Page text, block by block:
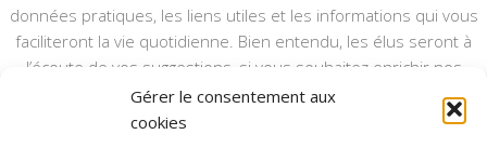
Gérer le consentement aux
cookies
données pratiques, les liens utiles et les informations qui vous
faciliteront la vie quotidienne. Bien entendu, les élus seront à
l’écoute de vos suggestions, si vous souhaitez enrichir nos
rubriques ou nos informations.
Ce type de communication vient en complément du bulletin